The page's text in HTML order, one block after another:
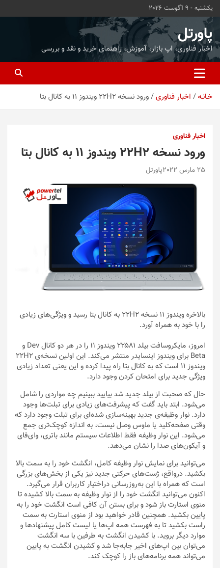
محتوا
بروید
یکشنبه - 9 آگوست 2026
پاورتل
اخبار فناوری، اپ بازار، آموزش، راهنمای خرید و نقد و بررسی
خـانـه اخبار فناوری ورود نسخه 22H2 ویندوز 11 به کانال بتا
اخبار فناوری
ورود نسخه 22H2 ویندوز 11 به کانال بتا
25 مارس 2022 پاورتل
بالاخره ویندوز 11 نسخه 22H2 به کانال بتا رسید و ویژگی‌های زیادی
را با خود به همراه آورد.
امروز، مایکروسافت بیلد ۲۲۵۸۱ ویندوز ۱۱ را در هر دو کانال Dev و
Beta برای ویندوز اینسایدر منتشر می‌کند. این اولین نسخه‌ی 22H2
ویندوز ۱۱ است که به کانال بتا راه پیدا کرده و این یعنی تعداد زیادی
ویژگی جدید برای امتحان کردن وجود دارد.
حال که صحبت از بیلد جدید شد بیایید ببینیم چه مواردی را شامل
می‌شود. ابتد باید گفت که پیشرفت‌های زیادی برای تبلت‌ها وجود
دارد. نوار وظیفه‌ی جدید بهینه‌سازی شده‌ای برای تبلت وجود دارد که
وقتی صفحه‌کلید یا ماوس وصل نیست، به اندازه کوچک‌تری جمع
می‌شود. این نوار وظیفه فقط اطلاعات سیستم مانند باتری، وای‌فای
و آیکون‌های صدا را نشان می‌دهد.
می‌توانید برای نمایش نوار وظیفه کامل، انگشت خود را به سمت بالا
بکشید. درواقع، ژست‌های حرکتی جدید نیز یکی از بخش‌های بزرگی
است که همراه با این به‌روزرسانی دراختیار کاربران قرار می‌گیرد.
اکنون ‌می‌توانید انگشت خود را از نوار وظیفه به سمت بالا کشیده تا
منوی استارت باز شود و برای بستن آن کافی است انگشت خود را به
پایین بکشید. همچنین قادر خواهید بود از منوی استارت به سمت
راست بکشید تا به فهرست همه اپ‌ها یا لیست کامل پیشنها‌دها و
موارد دیگر بروید. با کشیدن انگشت به طرفین با سه انگشت
می‌توان بین اپ‌های اخیر جابه‌جا شد و کشیدن انگشت به پایین
می‌تواند همه برنامه‌های باز را کوچک کند.